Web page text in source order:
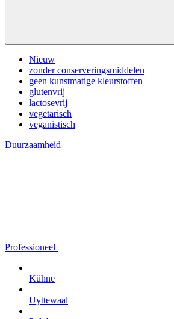
Nieuw
zonder conserveringsmiddelen
geen kunstmatige kleurstoffen
glutenvrij
lactosevrij
vegetarisch
veganistisch
Duurzaamheid
Professioneel
Kühne
Uyttewaal